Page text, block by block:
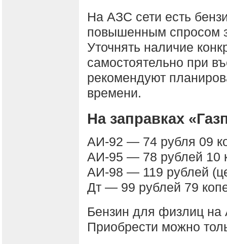
На АЗС сети есть
повышенным спросом
Уточнять наличие
самостоятельно при
рекомендуют
времени.
На заправках
АИ-92 — 74 рубля 09
АИ-95 — 78 рублей 10
АИ-98 — 119 рублей
Дт — 99 рублей 79
Бензин для физлиц на
Приобрести можно